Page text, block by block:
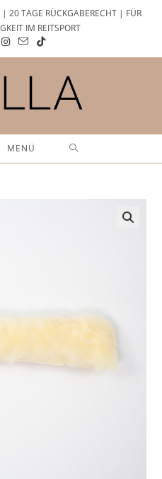
20 TAGE RÜCKGABERECHT | FÜR
IM REITSPORT
MENÜ